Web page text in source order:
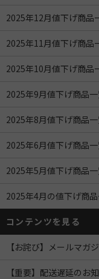
2025年12月値下げ商品
2025年11月値下げ商品
2025年10月値下げ商品
2025年9月値下げ商品
2025年8月値下げ商品
2025年6月値下げ商品
2025年5月値下げ商品
2025年4月の値下げ商
コンテンツを見る
【お詫び】メールマガ
【重要】配送遅延のお